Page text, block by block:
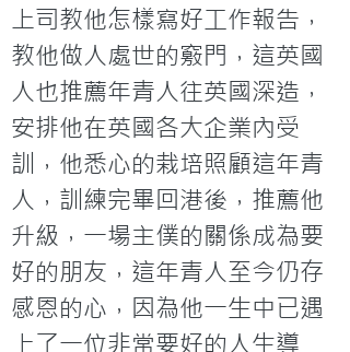
上司教他怎樣寫好工作報告，
教他做人處世的竅門，這英國
人也推薦年青人往英國深造，
安排他在英國各大企業內受
訓，他悉心的栽培照顧這年青
人，訓練完畢回港後，推薦他
升級，一場主僕的關係成為要
好的朋友，這年青人至今仍存
感恩的心，因為他一生中已遇
上了一位非常要好的人生導